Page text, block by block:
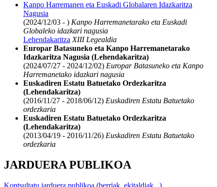
Kanpo Harremanen eta Euskadi Globalaren Idazkaritza
Nagusia
(2024/12/03 - ) Kanpo Harremanetarako eta Euskadi
Globaleko idazkari nagusia
Lehendakaritza XIII Legealdia
Europar Batasuneko eta Kanpo Harremanetarako
Idazkaritza Nagusia (Lehendakaritza)
(2024/07/27 - 2024/12/02) Europar Batasuneko eta Kanpo
Harremanetako idazkari nagusia
Euskadiren Estatu Batuetako Ordezkaritza
(Lehendakaritza)
(2016/11/27 - 2018/06/12) Euskadiren Estatu Batuetako
ordezkaria
Euskadiren Estatu Batuetako Ordezkaritza
(Lehendakaritza)
(2013/04/19 - 2016/11/26) Euskadiren Estatu Batuetako
ordezkaria
JARDUERA PUBLIKOA
Kontsultatu jarduera publikoa (berriak, ekitaldiak...)